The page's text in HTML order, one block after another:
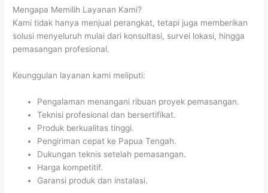
Mengapa Memilih Layanan Kami?
Kami tidak hanya menjual perangkat, tetapi juga memberikan
solusi menyeluruh mulai dari konsultasi, survei lokasi, hingga
pemasangan profesional.
Keunggulan layanan kami meliputi:
Pengalaman menangani ribuan proyek pemasangan.
Teknisi profesional dan bersertifikat.
Produk berkualitas tinggi.
Pengiriman cepat ke Papua Tengah.
Dukungan teknis setelah pemasangan.
Harga kompetitif.
Garansi produk dan instalasi.